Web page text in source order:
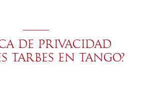
de privacidad
Tarbes en Tango?